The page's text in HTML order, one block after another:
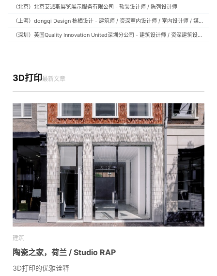
（北京）北京艾派斯展览展示服务有限公司 - 软装设计师 / 陈列设计师
（上海）dongqi Design 栋栖设计 - 建筑师 / 资深室内设计师 / 室内设计师 / 媒体及公共关系主管 / 设计实习生（常年招聘）
（深圳）英国Quality Innovation United深圳分公司 - 建筑设计师 / 资深建筑设计师 / 室内设计师 / 设计实习生
3D打印最新文章
建筑
陶瓷之家，荷兰 / Studio RAP
3D打印的优雅诠释